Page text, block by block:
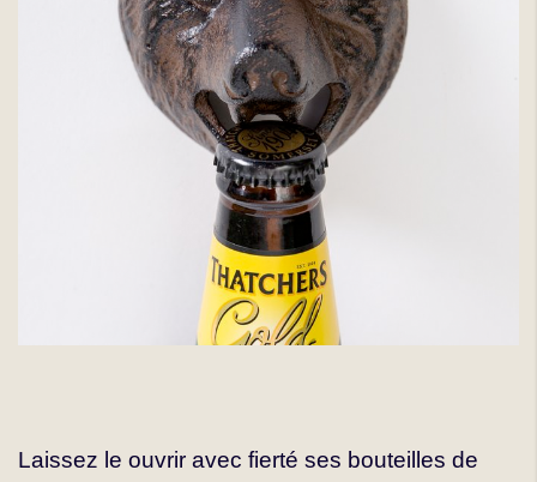
Laissez le ouvrir avec fierté ses bouteilles de